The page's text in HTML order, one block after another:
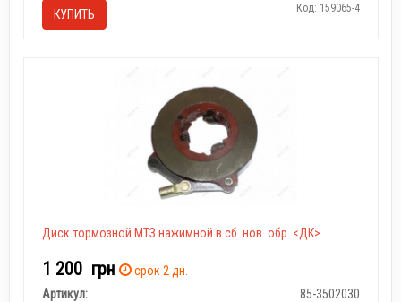
КУПИТЬ Код: 159065-4
Диск тормозной МТЗ нажимной в сб. нов. обр. <ДК>
1 200 грн
срок 2 дн.
Артикул:
85-3502030